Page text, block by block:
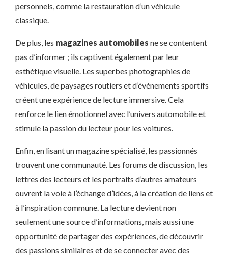
personnels, comme la restauration d’un véhicule
classique.
De plus, les magazines automobiles ne se contentent
pas d’informer ; ils captivent également par leur
esthétique visuelle. Les superbes photographies de
véhicules, de paysages routiers et d’événements sportifs
créent une expérience de lecture immersive. Cela
renforce le lien émotionnel avec l’univers automobile et
stimule la passion du lecteur pour les voitures.
Enfin, en lisant un magazine spécialisé, les passionnés
trouvent une communauté. Les forums de discussion, les
lettres des lecteurs et les portraits d’autres amateurs
ouvrent la voie à l’échange d’idées, à la création de liens et
à l’inspiration commune. La lecture devient non
seulement une source d’informations, mais aussi une
opportunité de partager des expériences, de découvrir
des passions similaires et de se connecter avec des